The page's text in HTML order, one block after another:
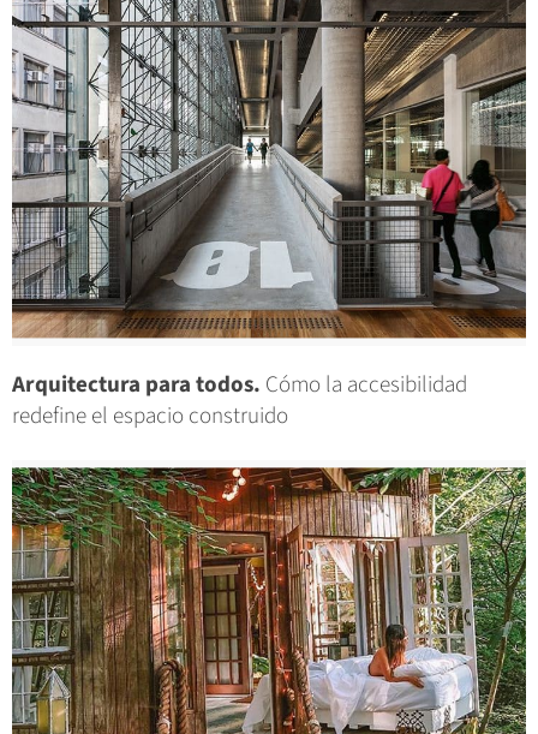
Arquitectura para todos. Cómo la accesibilidad
redefine el espacio construido